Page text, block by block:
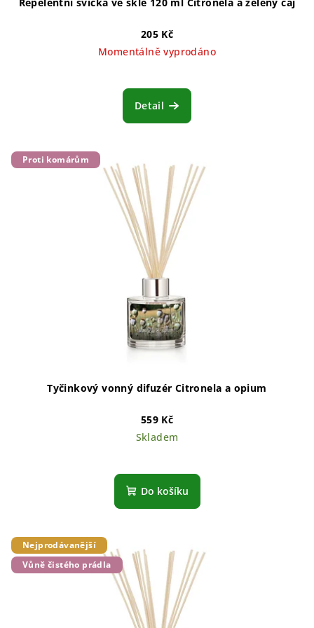
205 Kč
Momentálně vyprodáno
Detail
Proti komárům
Tyčinkový vonný difuzér Citronela a opium
559 Kč
Skladem
Do košíku
Nejprodávanější
Vůně čistého prádla